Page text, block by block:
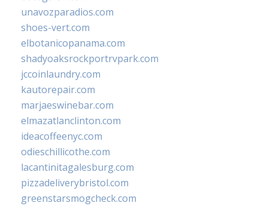
unavozparadios.com
shoes-vert.com
elbotanicopanama.com
shadyoaksrockportrvpark.com
jccoinlaundry.com
kautorepair.com
marjaeswinebar.com
elmazatlanclinton.com
ideacoffeenyc.com
odieschillicothe.com
lacantinitagalesburg.com
pizzadeliverybristol.com
greenstarsmogcheck.com